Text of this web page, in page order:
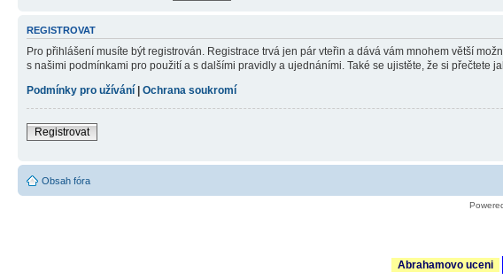
REGISTROVAT
Pro přihlášení musíte být registrován. Registrace trvá jen pár vteřin a dává vám mnohem větší
s našimi podmínkami pro použití a s dalšími pravidly a ujednáními. Také se ujistěte, že si přečtete
Podmínky pro užívání | Ochrana soukromí
Registrovat
Obsah fóra
Abrahamovo uceni